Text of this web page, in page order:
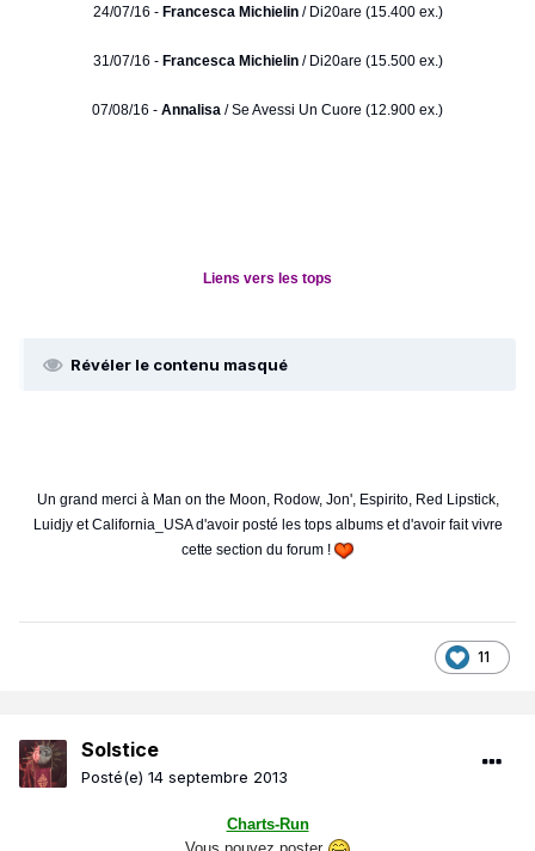
24/07/16 - Francesca Michielin/ Di20are (15.400 ex.)
31/07/16 - Francesca Michielin/ Di20are (15.500 ex.)
07/08/16 - Annalisa / Se Avessi Un Cuore (12.900 ex.)
Liens vers les tops
Révéler le contenu masqué
Un grand merci à Man on the Moon, Rodow, Jon', Espirito, Red Lipstick,
Luidjy et California_USA d'avoir posté les tops albums et d'avoir fait vivre
cette section du forum !
11
Solstice
Posté(e) 14 septembre 2013
Charts-Run